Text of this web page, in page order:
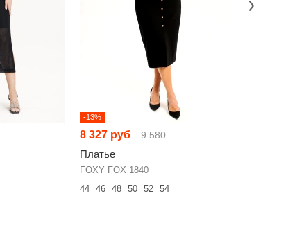
-13%
8 327 руб 9 580
Платье
FOXY FOX 1840
44
46 48 50 52 54